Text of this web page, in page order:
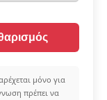
μόνο για
πρέπει να